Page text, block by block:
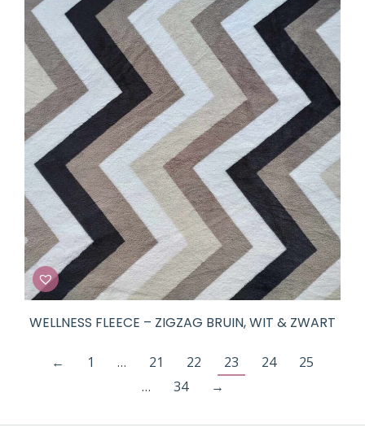
WELLNESS FLEECE – ZIGZAG BRUIN, WIT & ZWART
← 1 … 21 22 23 24
25
…
34 →